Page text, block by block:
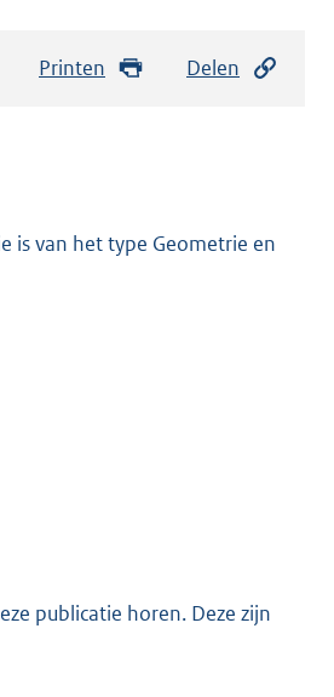
Printen Delen
is van het type Geometrie en
publicatie horen. Deze zijn